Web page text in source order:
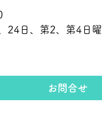
24日、第2、第4日曜
お問合せ